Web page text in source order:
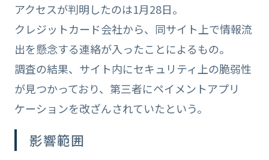
アクセスが判明したのは1月28日。
クレジットカード会社から、同サイト上で情報流
出を懸念する連絡が入ったことによるもの。
調査の結果、サイト内にセキュリティ上の脆弱性
が見つかっており、第三者にペイメントアプリ
ケーションを改ざんされていたという。
影響範囲